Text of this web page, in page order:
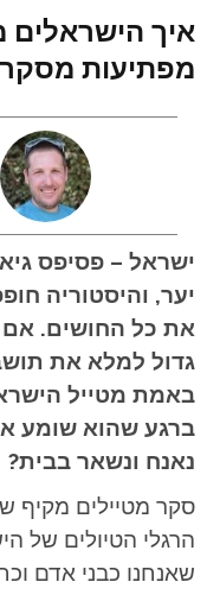
איך הישראלים
מפתיעות
ישראל – פסיפס
יער, והיסטוריה
את כל החושים. אם
גדול למלא את
באמת מטייל
ברגע שהוא שומע
נאנח ונשאר בבית?
סקר מטיילים מקיף
הרגלי הטיולים של
שאנחנו כבני אדם